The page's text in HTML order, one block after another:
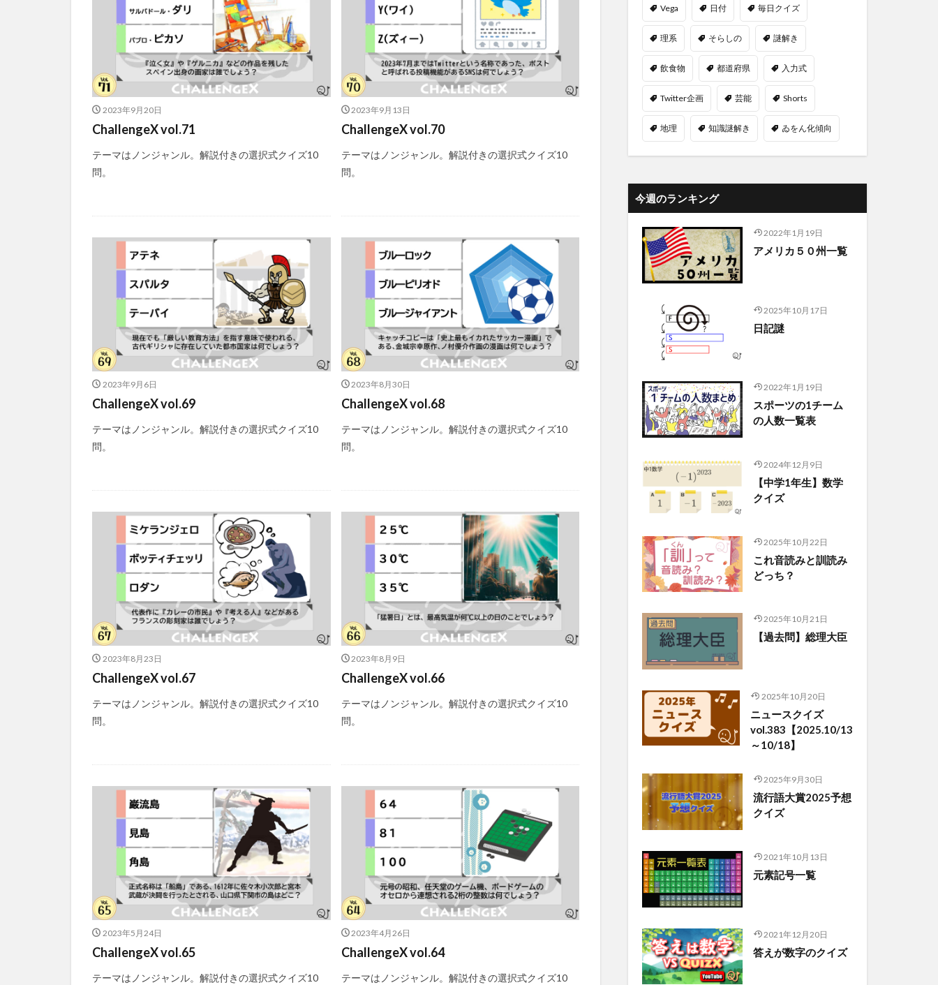
2023年9月20日
ChallengeX vol.71
テーマはノンジャンル。解説付きの選択式クイズ10
問。
2023年9月13日
ChallengeX vol.70
テーマはノンジャンル。解説付きの選択式クイズ10
問。
2023年9月6日
ChallengeX vol.69
テーマはノンジャンル。解説付きの選択式クイズ10
問。
2023年8月30日
ChallengeX vol.68
テーマはノンジャンル。解説付きの選択式クイズ10
問。
2023年8月23日
ChallengeX vol.67
テーマはノンジャンル。解説付きの選択式クイズ10
問。
2023年8月9日
ChallengeX vol.66
テーマはノンジャンル。解説付きの選択式クイズ10
問。
2023年5月24日
ChallengeX vol.65
テーマはノンジャンル。解説付きの選択式クイズ10
2023年4月26日
ChallengeX vol.64
テーマはノンジャンル。解説付きの選択式クイズ10
Vega 日付 毎日クイズ
理系 そらしの 謎解き
飲食物 都道府県 入力式
Twitter企画 芸能 Shorts
地理 知識謎解き ゐをん化傾向
今週のランキング
2022年1月19日
アメリカ５０州一覧
2025年10月17日
日記謎
2022年1月19日
スポーツの1チーム
の人数一覧表
2024年12月9日
【中学1年生】数学
クイズ
2025年10月22日
これ音読みと訓読み
どっち？
2025年10月21日
【過去問】総理大臣
2025年10月20日
ニュースクイズ
vol.383【2025.10/13
～10/18】
2025年9月30日
流行語大賞2025予想
クイズ
2021年10月13日
元素記号一覧
2021年12月20日
答えが数字のクイズ